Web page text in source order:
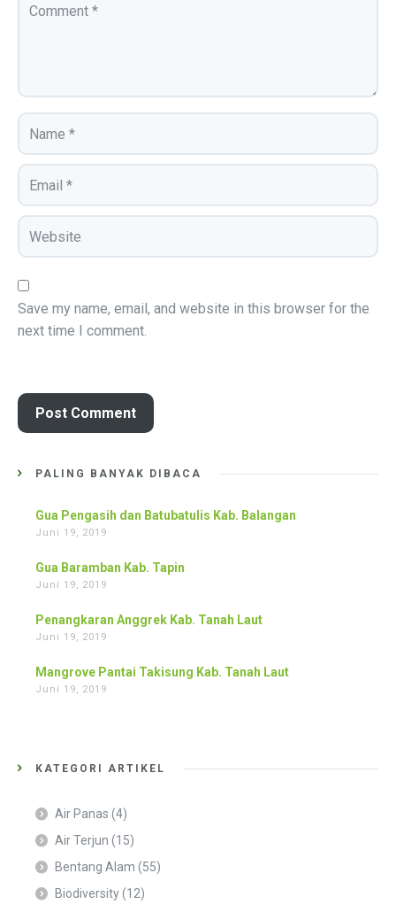
Save my name, email, and website in this browser for the
next time I comment.
PALING BANYAK DIBACA
Gua Pengasih dan Batubatulis Kab. Balangan
Juni 19, 2019
Gua Baramban Kab. Tapin
Juni 19, 2019
Penangkaran Anggrek Kab. Tanah Laut
Juni 19, 2019
Mangrove Pantai Takisung Kab. Tanah Laut
Juni 19, 2019
KATEGORI ARTIKEL
Air Panas (4)
Air Terjun (15)
Bentang Alam (55)
Biodiversity(12)